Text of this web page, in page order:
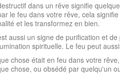
dans un rêve signifie
le feu dans votre rêve, cela
et les transformez en bien.
aussi un signe de purification et
spirituelle. Le feu peut
chose était en feu dans votre
chose, ou obsédé par quelqu'un